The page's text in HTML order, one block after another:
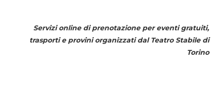
Servizi online di prenotazione per eventi gratuiti,
trasporti e provini organizzati dal Teatro Stabile di
Torino